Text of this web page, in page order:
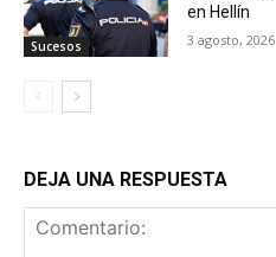
Sucesos
en Hellín
3 agosto, 2026
DEJA UNA RESPUESTA